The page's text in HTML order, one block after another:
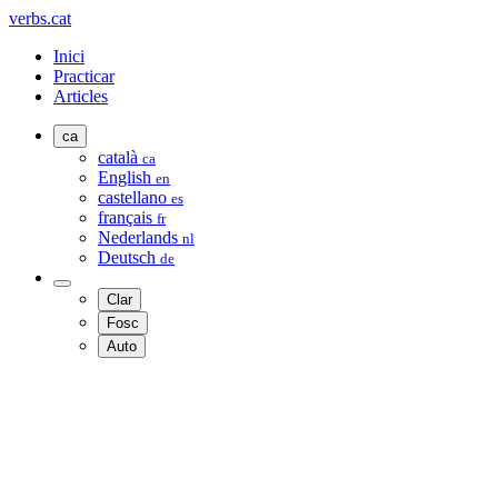
verbs.cat
Inici
Practicar
Articles
ca
català ca
English en
castellano es
français fr
Nederlands nl
Deutsch de
Clar
Fosc
Auto